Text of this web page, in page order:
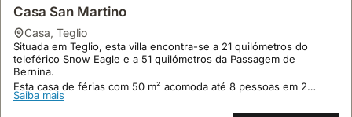
Casa San Martino
casa, Teglio
Situada em Teglio, esta villa encontra-se a 21 quilómetros do
teleférico Snow Eagle e a 51 quilómetros da Passagem de
Bernina.
Esta casa de férias com 50 m² acomoda até 8 pessoas em 2
quartos, oferecendo Wi-Fi gratuito, ar condicionado, um terraço
com vista para a montanha e comodidades para churrasco, sendo
Saiba mais